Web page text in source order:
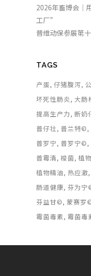
2026年畜博会｜
工厂”
普维动保参展第
TAGS
产蛋 仔猪腹泻
坏死性肠炎 大肠
提高生产力 断奶
普仔壮 普兰特©
普罗宁 普罗宁©
普霉清 梭菌 植
植物精油 热应激
肠道健康 芬为宁
芬益甘© 蒙赛罗
霉菌毒素 霉菌毒